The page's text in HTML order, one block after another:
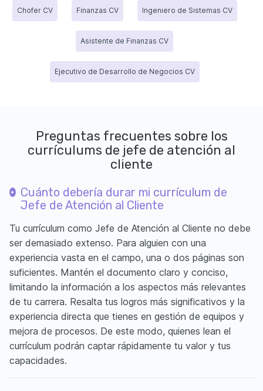
Chofer CV Finanzas CV Ingeniero de Sistemas CV
Asistente de Finanzas CV
Ejecutivo de Desarrollo de Negocios CV
Preguntas frecuentes sobre los
currículums de jefe de atención al
cliente
Cuánto debería durar mi currículum de
Jefe de Atención al Cliente
Tu currículum como Jefe de Atención al Cliente no debe
ser demasiado extenso. Para alguien con una
experiencia vasta en el campo, una o dos páginas son
suficientes. Mantén el documento claro y conciso,
limitando la información a los aspectos más relevantes
de tu carrera. Resalta tus logros más significativos y la
experiencia directa que tienes en gestión de equipos y
mejora de procesos. De este modo, quienes lean el
currículum podrán captar rápidamente tu valor y tus
capacidades.